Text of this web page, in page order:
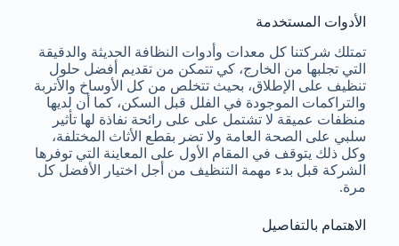
الأدوات المستخدمة
تمتلك شركتنا كل معدات وأدوات النظافة الحديثة والدقيقة
التي تجلبها من الخارج، كي تتمكن من تقديم أفضل حلول
تنظيف على الإطلاق، بحيث تتخلص من كل الأوساخ والأتربة
والتراكمات الموجودة في الفلل قبل السكن، كما أن لديها
منظفات عميقة لا تشتمل على على رائحة نفاذة لها تأثير
سلبي على الصحة العامة ولا تضر بقطع الأثاث المختلفة،
وكل ذلك يتوقف في المقام الأول على المعاينة التي توفرها
الشركة قبل بدء مهمة التنظيف من أجل اختيار الأفضل كل
مرة.
الاهتمام بالتفاصيل